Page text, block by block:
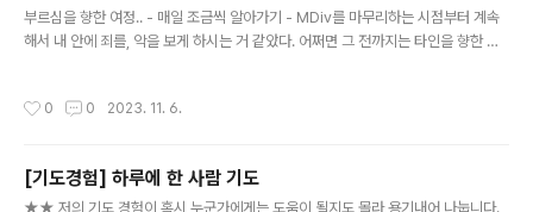
부르심을 향한 여정.. - 매일 조금씩 알아가기 - MDiv를 마무리하는 시점부터 계속
해서 내 안에 죄를, 악을 보게 하시는 거 같았다. 어쩌면 그 전까지는 타인을 향한 무
그것은 내가 그 부분에 민감한 것이 있기 때문인 것 같다. 더 이상 타인들의 문제를 보
나를 알아간다. Th.M. 입학 당시, 내안에 나를 더 알고 하나님을 알길 바라는 갈망이
있었다.(그때는 칼뱅의 기독교 강요에 ..
0 0 2023. 11. 6.
[기도경험] 하루에 한 사람 기도
★★ 저의 기도 경험이 혹시 누군가에게는 도움이 될지도 몰라 용기내어 나눕니다.